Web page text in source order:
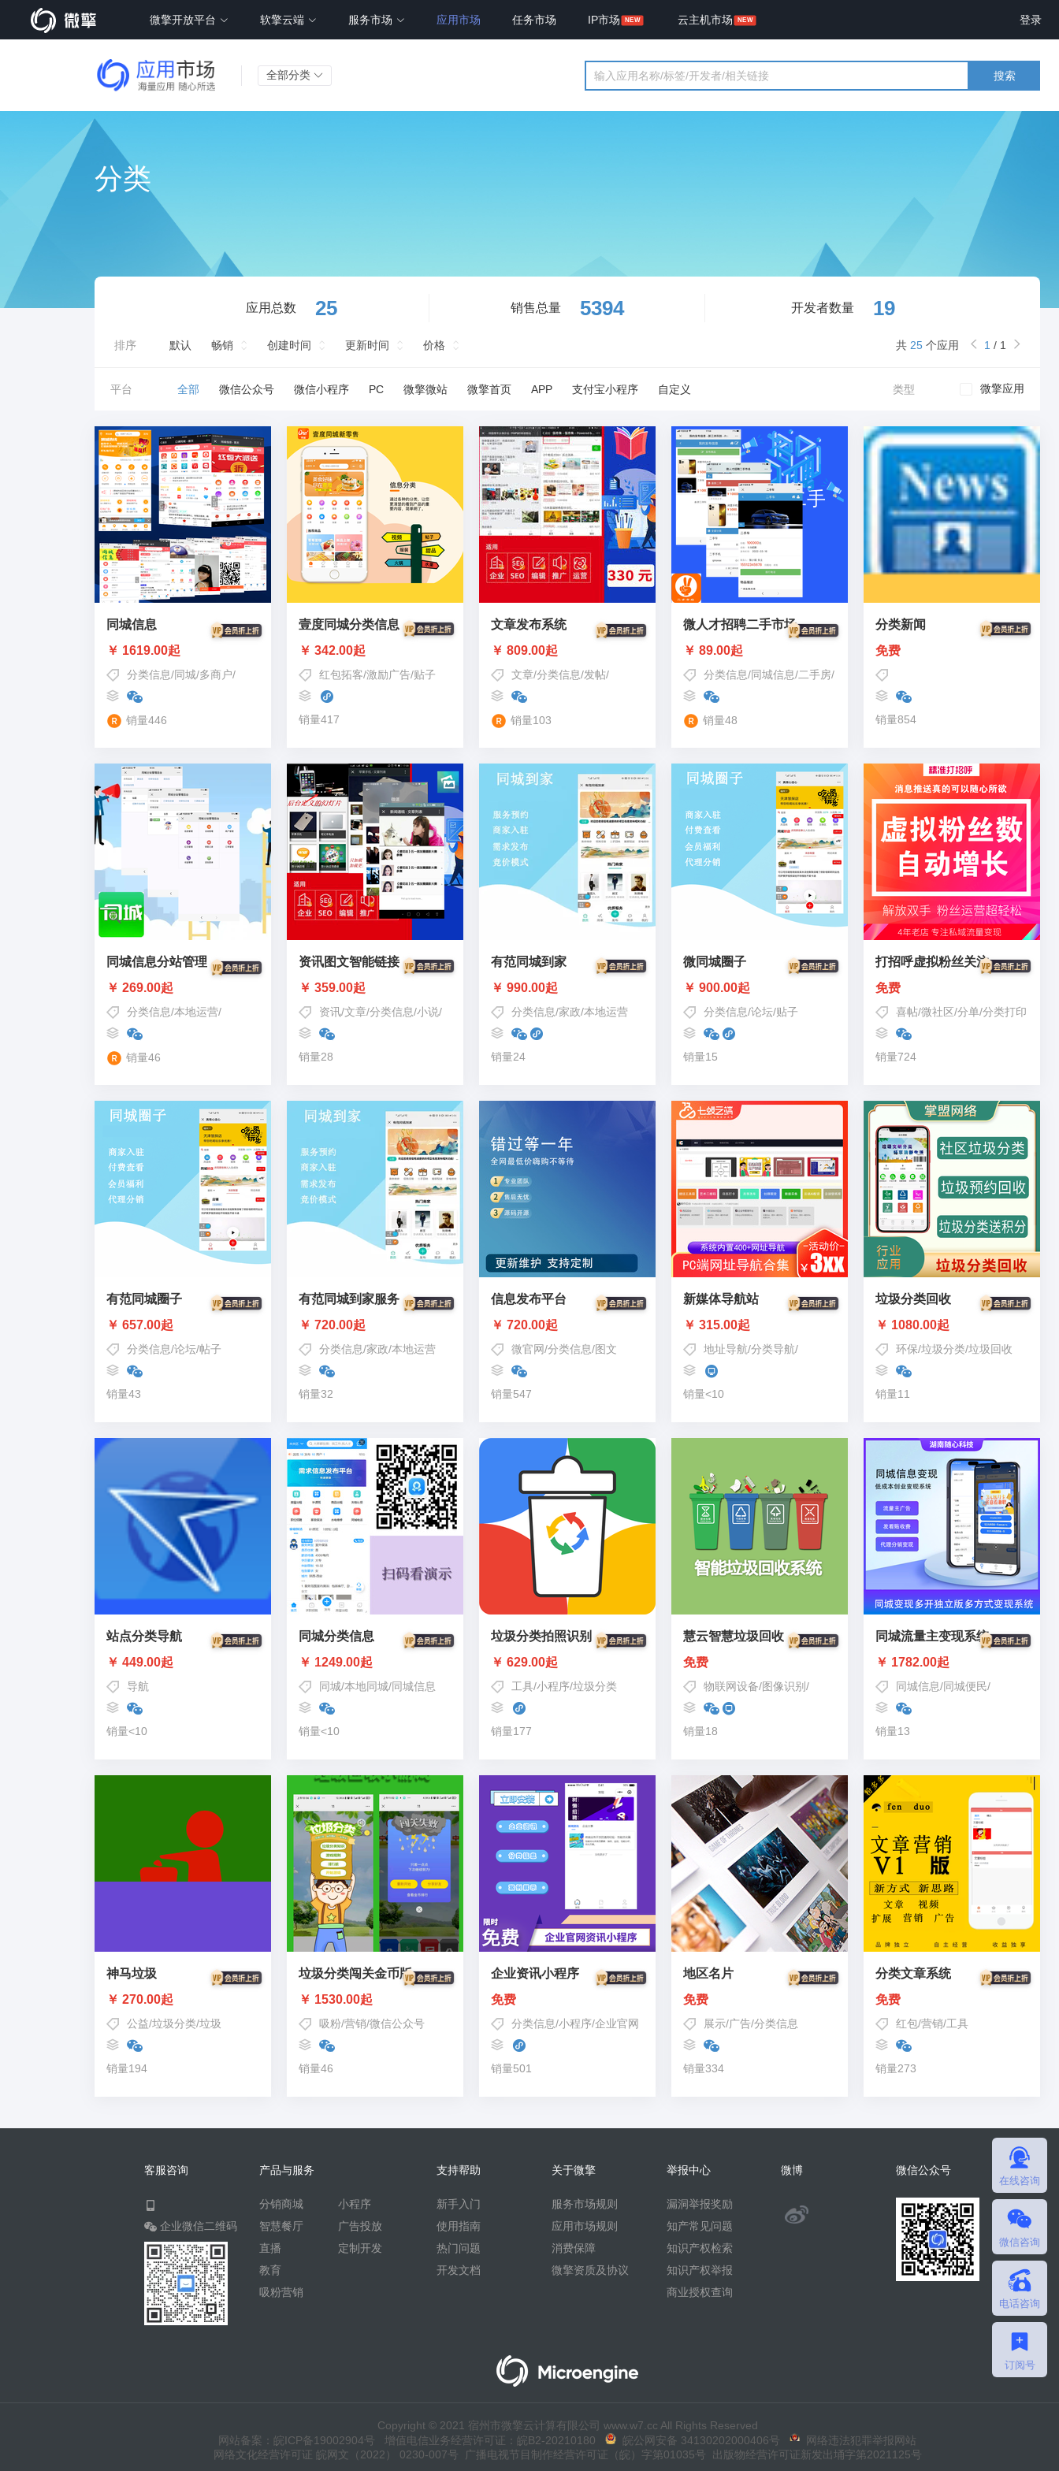
微擎开放平台 软擎云端 服务市场 应用市场 任务市场 IP市场 云主机市场 登录
在线咨询
微信咨询
电话咨询
订阅号
全部分类 搜索
分类
应用总数 25 销售总量 5394 开发者数量 19
排序 默认 畅销 创建时间 更新时间 价格 共 25 个应用 1 / 1
平台 全部 微信公众号 微信小程序 PC 微擎微站 微擎首页 APP 支付宝小程序 自定义 类型 微擎应用
同城信息
￥ 1619.00起
分类信息/同城/多商户/ 同城小程序
销量446
壹度同城分类信息
￥ 342.00起
红包拓客/激励广告/贴子
销量417
文章发布系统
￥ 809.00起
文章/分类信息/发帖/ 信息分类
销量103
微人才招聘二手市场
￥ 89.00起
分类信息/同城信息/二手房/ 二手市场/二手
销量48
分类新闻
免费
销量854
同城信息分站管理
￥ 269.00起
分类信息/本地运营/ 同城商家 同城分站
销量46
资讯图文智能链接
￥ 359.00起
资讯/文章/分类信息/小说/
销量28
有范同城到家
￥ 990.00起
分类信息/家政/本地运营
销量24
微同城圈子
￥ 900.00起
分类信息/论坛/贴子
销量15
打招呼虚拟粉丝关注
免费
喜帖/微社区/分单/分类打印
销量724
有范同城圈子
￥ 657.00起
分类信息/论坛/帖子
销量43
有范同城到家服务
￥ 720.00起
分类信息/家政/本地运营
销量32
信息发布平台
￥ 720.00起
微官网/分类信息/图文
销量547
新媒体导航站
￥ 315.00起
地址导航/分类导航/
销量<10
垃圾分类回收
￥ 1080.00起
环保/垃圾分类/垃圾回收
销量11
站点分类导航
￥ 449.00起
导航
销量<10
同城分类信息
￥ 1249.00起
同城/本地同城/同城信息
销量<10
垃圾分类拍照识别
￥ 629.00起
工具/小程序/垃圾分类
销量177
慧云智慧垃圾回收
免费
物联网设备/图像识别/ AI人工智能/垃圾识别
销量18
同城流量主变现系统
￥ 1782.00起
同城信息/同城便民/
销量13
神马垃圾
￥ 270.00起
公益/垃圾分类/垃圾
销量194
垃圾分类闯关金币版
￥ 1530.00起
吸粉/营销/微信公众号
销量46
企业资讯小程序
免费
分类信息/小程序/企业官网
销量501
地区名片
免费
展示/广告/分类信息
销量334
分类文章系统
免费
红包/营销/工具
销量273
客服咨询
企业微信二维码
产品与服务
分销商城
智慧餐厅
直播
教育
吸粉营销
小程序
广告投放
定制开发
支持帮助
新手入门
使用指南
热门问题
开发文档
关于微擎
服务市场规则
应用市场规则
消费保障
微擎资质及协议
举报中心
漏洞举报奖励
知产常见问题
知识产权检索
知识产权举报
商业授权查询
微博 微信公众号
Copyright © 2021 宿州市微擎云计算有限公司 www.w7.cc All Rights Reserved
网站备案：皖ICP备19002904号 增值电信业务经营许可证：皖B2-20210180 皖公网安备 34130202000406号
网络违法犯罪举报网站
网络文化经营许可证 皖网文（2022） 0230-007号 广播电视节目制作经营许可证（皖）字第01035号 出版物经营许可证新发出埇字第2021125号